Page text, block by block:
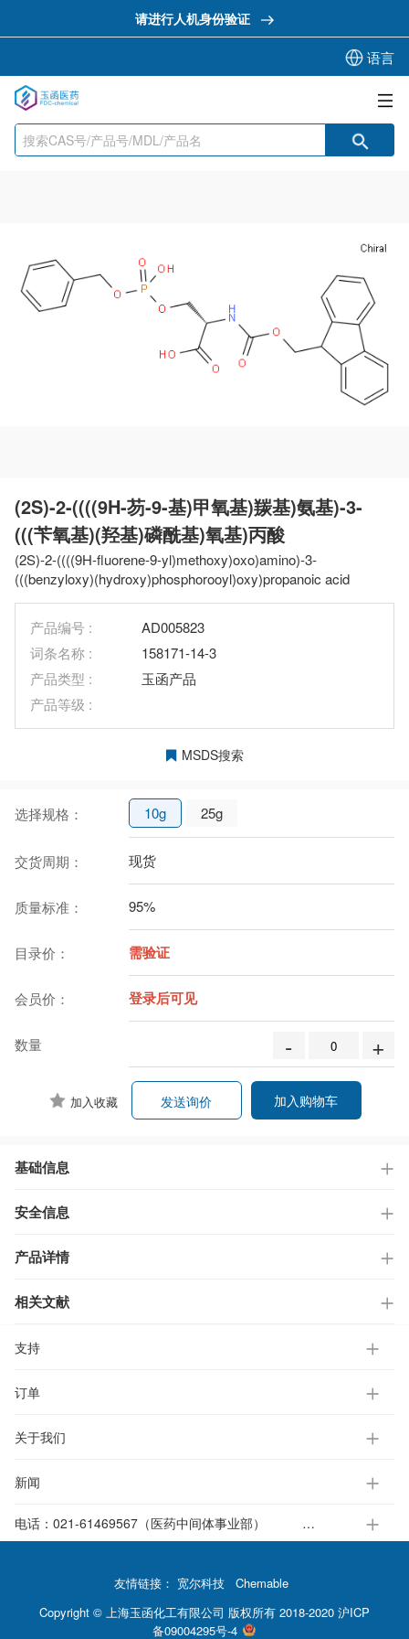
请进行人机身份验证
语言
(2S)-2-((((9H-芴-9-基)甲氧基)羰基)氨基)-3-
(((苄氧基)(羟基)磷酰基)氧基)丙酸
(2S)-2-((((9H-fluorene-9-yl)methoxy)oxo)amino)-3-
(((benzyloxy)(hydroxy)phosphorooyl)oxy)propanoic acid
产品编号 :
AD005823
词条名称 :
158171-14-3
产品类型 :
玉函产品
产品等级 :
MSDS搜索
选择规格： 10g 25g
交货周期： 现货
质量标准： 95%
目录价： 需验证
会员价： 登录后可见
数量 - +
加入收藏 加入购物车
发送询价
基础信息
安全信息
产品详情
相关文献
支持
订单
关于我们
新闻
电话： 021-61469567（医药中间体事业部）
友情链接： 宽尔科技
Chemable
Copyright © 上海玉函化工有限公司 版权所有 2018-2020 沪ICP
备09004295号-4